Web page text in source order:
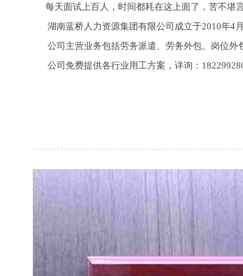
每天面试上百人，时间都耗在这上面了，苦不堪
湖南蓝桥人力资源集团有限公司成立于2010年4月
公司主营业务包括劳务派遣、劳务外包、岗位外
公司免费提供各行业用工方案，详询：